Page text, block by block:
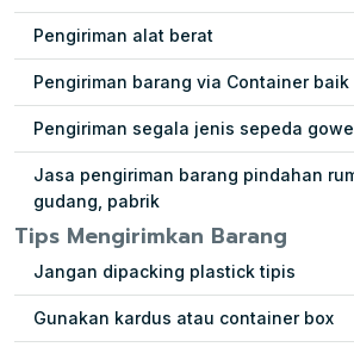
Pengiriman alat berat
Pengiriman barang via Container baik
Pengiriman segala jenis sepeda
Jasa pengiriman barang pindahan
gudang, pabrik
Tips Mengirimkan Barang
Jangan dipacking plastick tipis
Gunakan kardus atau container box